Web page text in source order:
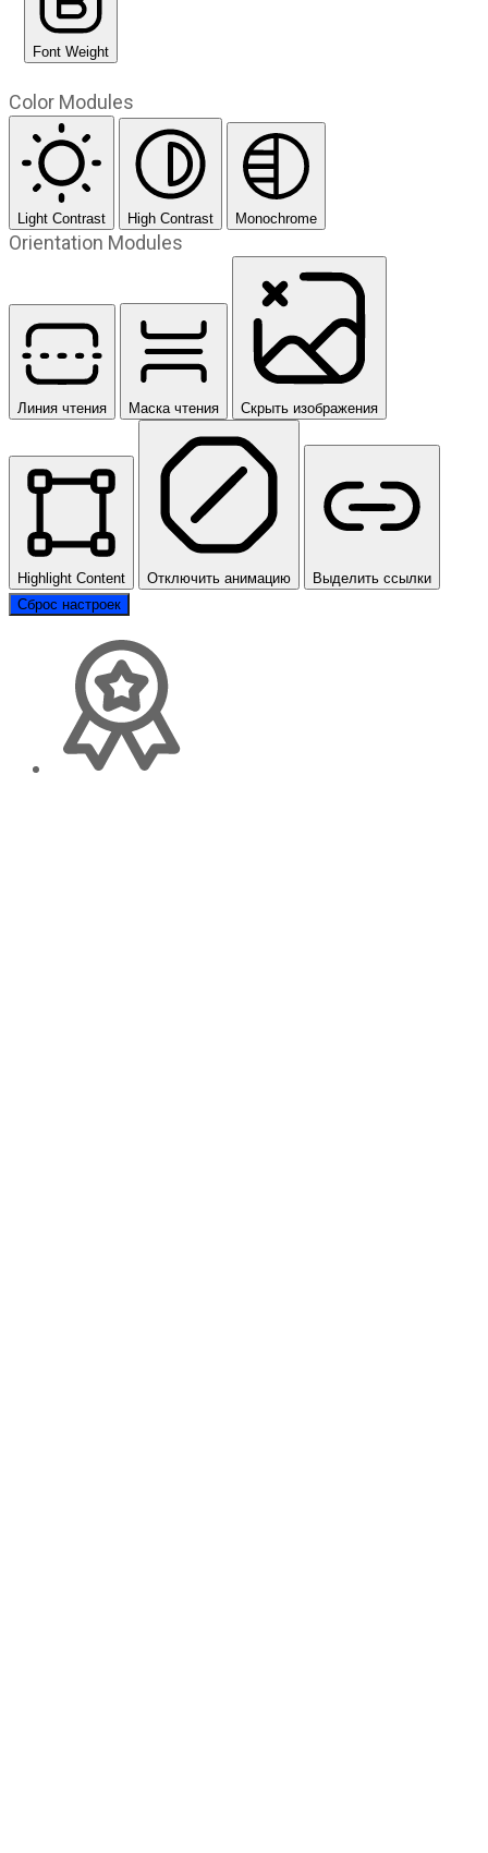
Font Weight
Color Modules
Light Contrast High Contrast Monochrome
Orientation Modules
Линия чтения Маска чтения Скрыть изображения
Highlight Content Отключить анимацию
Выделить ссылки
Сброс настроек